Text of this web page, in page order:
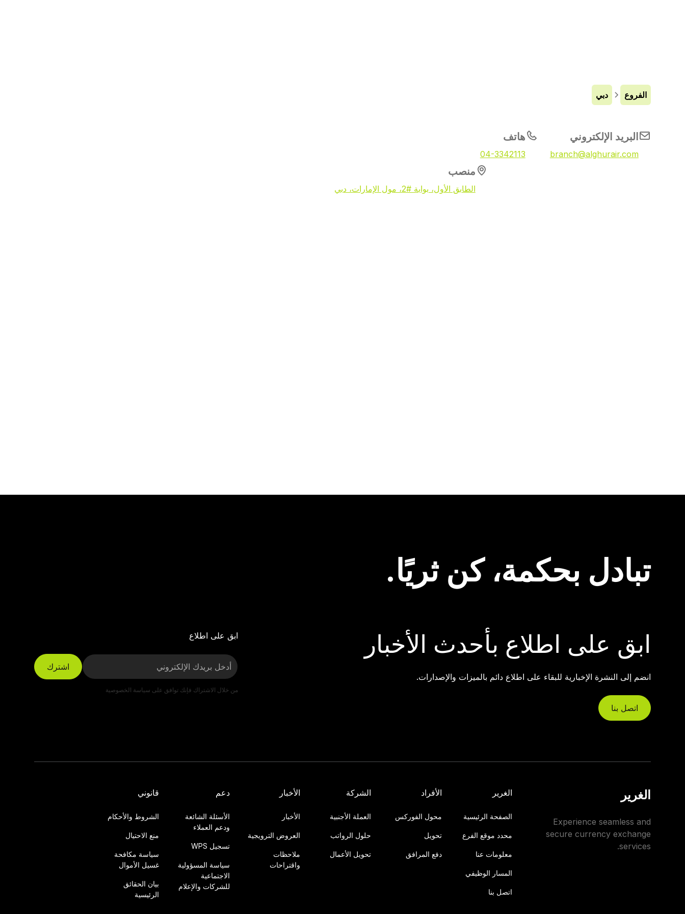
الفروع دبي
البريد الإلكتروني
branch@alghurair.com
هاتف
04-3342113
منصب
الطابق الأول، بوابة #2، مول الإمارات، دبي
تبادل بحكمة، كن ثريًا.
ابق على اطلاع بأحدث الأخبار
انضم إلى النشرة الإخبارية للبقاء على اطلاع دائم بالميزات والإصدارات.
اتصل بنا
ابق على اطلاع
من خلال الاشتراك فإنك توافق على سياسة الخصوصية
الغرير
Experience seamless and
secure currency exchange
services.
الغرير
الصفحة الرئيسية
محدد موقع الفرع
معلومات عنا
المسار الوظيفي
اتصل بنا
الأفراد
محول الفوركس
تحويل
دفع المرافق
الشركة
العملة الأجنبية
حلول الرواتب
تحويل الأعمال
الأخبار
الأخبار
العروض الترويجية
ملاحظات
واقتراحات
دعم
الأسئلة الشائعة
ودعم العملاء
تسجيل WPS
سياسة المسؤولية
الاجتماعية
للشركات والإعلام
قانوني
الشروط والأحكام
منع الاحتيال
سياسة مكافحة
غسيل الأموال
بيان الحقائق
الرئيسية